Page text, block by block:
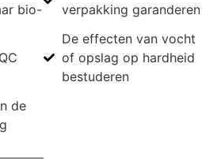
bio-
de
verpakking garanderen
De effecten van vocht
of opslag op hardheid
bestuderen